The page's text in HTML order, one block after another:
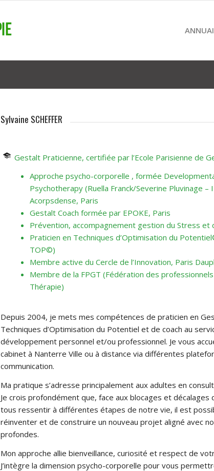
Sylvaine SCHEFFER
Gestalt Praticienne, certifiée par l’Ecole Parisienne de
Approche psycho-corporelle , formée
Psychotherapy (Ruella Franck/Severine Pluvinage –
Acorpsdense, Paris
Gestalt Coach formée par EPOKE, Paris
Prévention, accompagnement gestion du Stress et
Praticien en Techniques d’Optimisation du
TOP©)
Membre active du Cercle de l’Innovation, Paris
Membre de la FPGT (Fédération des
Thérapie)
Depuis 2004, je mets mes compétences de praticien en
Techniques d’Optimisation du Potentiel et de coach au
développement personnel et/ou professionnel. Je vous
cabinet à Nanterre Ville ou à distance via différentes
communication.
Ma pratique s’adresse principalement aux adultes en
Je crois profondément que, face aux blocages et décalages
tous ressentir à différentes étapes de notre vie, il est
réinventer et de construire un nouveau projet aligné avec
profondes.
Mon approche allie bienveillance, curiosité et respect de
J’intègre la dimension psycho-corporelle pour vous